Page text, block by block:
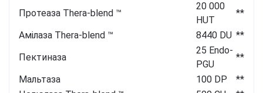
Протеаза Thera-blend ™
20 000
HUT
**
Амілаза Thera-blend ™ 8440 DU **
Пектиназа
25 Endo-
PGU
**
Мальтаза
100 DP
**